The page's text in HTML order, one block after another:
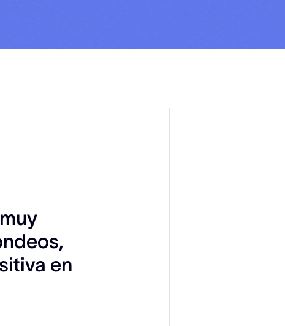
en